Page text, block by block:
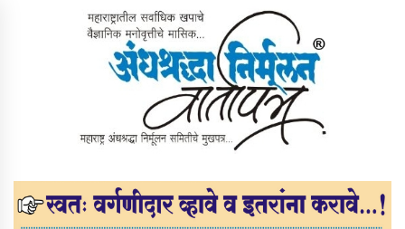
अंधश्रद्धा निर्मूलन वार्तापत्र ®